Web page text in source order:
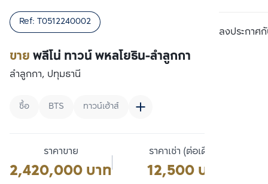
ลงประกาศกั
ขายพลีโน่ ทาวน์ พหลโยธิน-ลำลูกกา
Ref: T0512240002
ลำลูกกา, ปทุมธานี
ซื้อ BTS ทาวน์เฮ้าส์
ราคาขาย
2,420,000 บาท
ราคาเช่า (ต่อเดือน)
12,500 บาท
เปรียบเทียบ